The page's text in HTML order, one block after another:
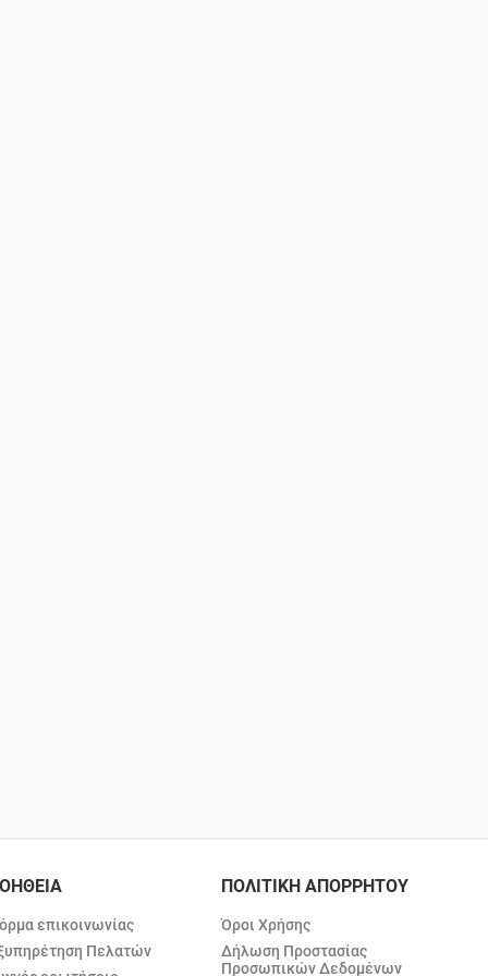
επικοινωνίας
Πελατών
ΠΟΛΙΤΙΚΗ ΑΠΟΡΡΗΤΟΥ
Όροι Χρήσης
Δήλωση Προστασίας
Προσωπικών Δεδομένων